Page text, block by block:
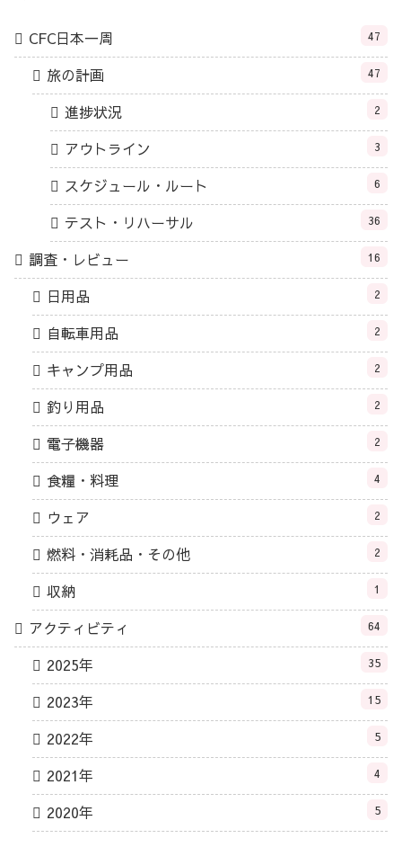
CFC日本一周 47
旅の計画 47
進捗状況 2
アウトライン 3
スケジュール・ルート 6
テスト・リハーサル 36
調査・レビュー 16
日用品 2
自転車用品 2
キャンプ用品 2
釣り用品 2
電子機器 2
食糧・料理 4
ウェア 2
燃料・消耗品・その他 2
収納 1
アクティビティ 64
2025年 35
2023年 15
2022年 5
2021年 4
2020年 5